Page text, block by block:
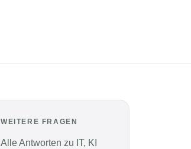
WEITERE FRAGEN
Alle Antworten zu IT, KI